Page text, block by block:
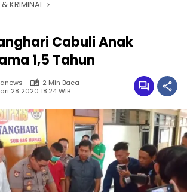
KRIMINAL
Cabuli Anak
1,5 Tahun
2 Min Baca
28 2020 18:24 WIB